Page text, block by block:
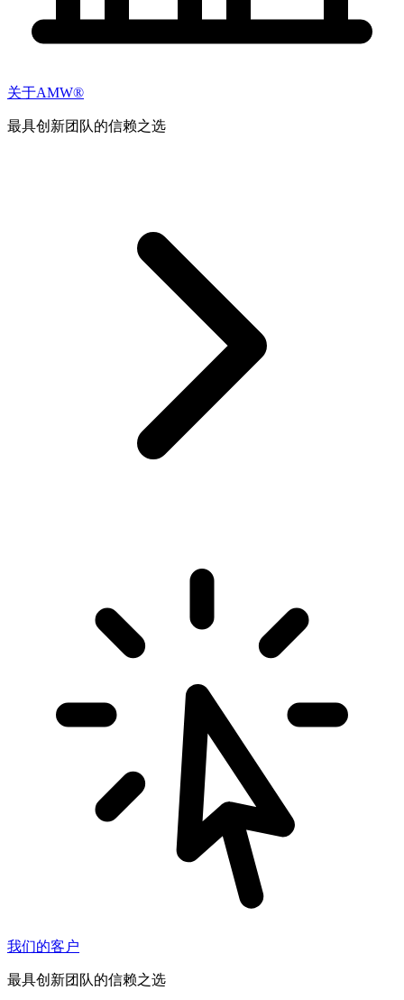
关于AMW®
最具创新团队的信赖之选
我们的客户
最具创新团队的信赖之选